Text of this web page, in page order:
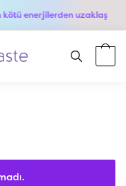
enerjilerden uzaklaş